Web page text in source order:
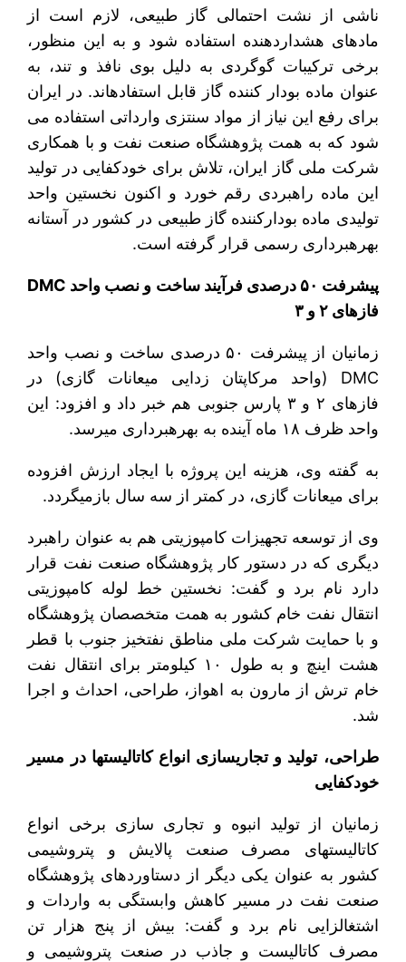
ناشی از نشت احتمالی گاز طبیعی، لازم است از
ماده‎ای هشداردهنده استفاده شود و به این منظور،
برخی ترکیبات گوگردی به دلیل بوی نافذ و تند، به
عنوان ماده بودار کننده گاز قابل استفاده‎اند. در ایران
برای رفع این نیاز از مواد سنتزی وارداتی استفاده می
شود که به همت پژوهشگاه صنعت نفت و با همکاری
شرکت ملی گاز ایران، تلاش برای خودکفایی در تولید
این ماده راهبردی رقم خورد و اکنون نخستین واحد
تولیدی ماده بودارکننده گاز طبیعی در کشور در آستانه
بهره‎برداری رسمی قرار گرفته است.
پیشرفت ۵۰ درصدی فرآیند ساخت و نصب واحد DMC
فازهای ۲ و ۳
زمانیان از پیشرفت ۵۰ درصدی ساخت و نصب واحد
DMC (واحد مرکاپتان زدایی میعانات گازی) در
فازهای ۲ و ۳ پارس جنوبی هم خبر داد و افزود: این
واحد ظرف ۱۸ ماه آینده به بهره‎برداری می‎رسد.
به گفته وی، هزینه این پروژه با ایجاد ارزش افزوده
برای میعانات گازی، در کمتر از سه سال بازمی‎گردد.
وی از توسعه تجهیزات کامپوزیتی هم به عنوان راهبرد
دیگری که در دستور کار پژوهشگاه صنعت نفت قرار
دارد نام برد و گفت: نخستین خط لوله کامپوزیتی
انتقال نفت خام کشور به همت متخصصان پژوهشگاه
و با حمایت شرکت ملی مناطق نفتخیز جنوب با قطر
هشت اینچ و به طول ۱۰ کیلومتر برای انتقال نفت
خام ترش از مارون به اهواز، طراحی، احداث و اجرا
شد.
طراحی، تولید و تجاری‎سازی انواع کاتالیست‎ها در مسیر
خودکفایی
زمانیان از تولید انبوه و تجاری سازی برخی انواع
کاتالیست‎های مصرف صنعت پالایش و پتروشیمی
کشور به عنوان یکی دیگر از دستاوردهای پژوهشگاه
صنعت نفت در مسیر کاهش وابستگی به واردات و
اشتغالزایی نام برد و گفت: بیش از پنج هزار تن
مصرف کاتالیست و جاذب در صنعت پتروشیمی و